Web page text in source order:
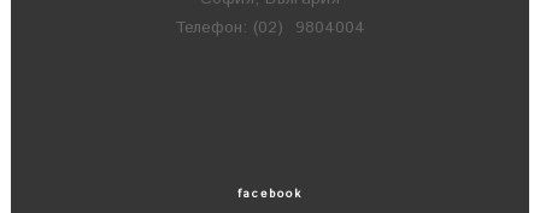
Телефон: (02) 9804004
facebook